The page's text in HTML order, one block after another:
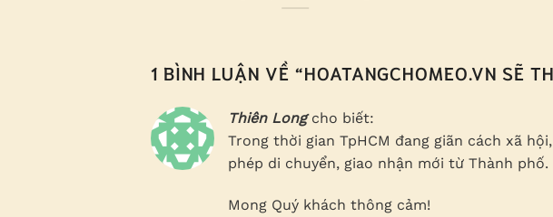
1 BÌNH LUẬN VỀ “HOATANGCHOMEO.VN SẼ
Thiên Long cho biết:
Trong thời gian TpHCM đang giãn cách xã
phép di chuyển, giao nhận mới từ Thành phố.
Mong Quý khách thông cảm!